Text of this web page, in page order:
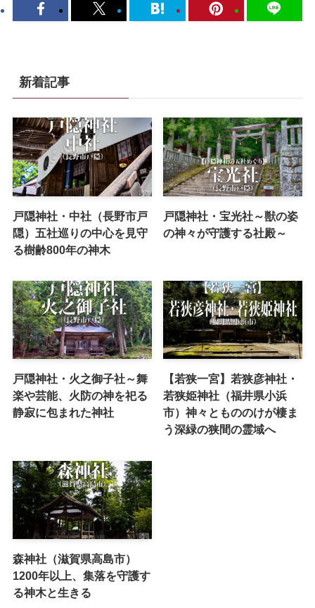
新着記事
戸隠神社・中社（長野市戸
隠）五社巡りの中心を見守
る樹齢800年の神木
戸隠神社・宝光社～獣の姿
の神々が守護する社殿～
戸隠神社・火之御子社～舞
楽や芸能、火防の神を祀る
静寂に包まれた神社
【若狭一宮】若狭彦神社・
若狭姫神社（福井県小浜
市）神々ともののけが棲ま
う深緑の狭間の霊域へ
森神社（滋賀県高島市）
1200年以上、集落を守護す
る神木と生きる